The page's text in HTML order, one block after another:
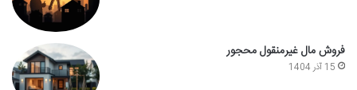
فروش مال غیرمنقول محجور
15 آذر 1404